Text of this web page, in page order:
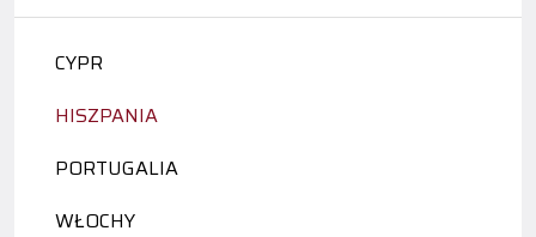
CYPR
HISZPANIA
PORTUGALIA
WŁOCHY